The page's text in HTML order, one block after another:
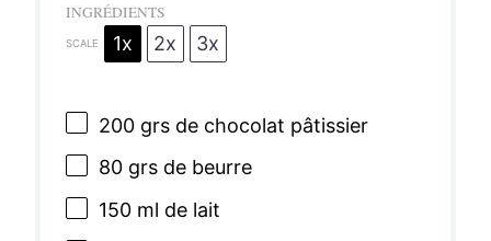
INGRÉDIENTS
SCALE 1x 2x 3x
200grs de chocolat pâtissier
80grs de beurre
150ml de lait